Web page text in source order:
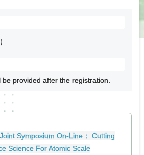
provided after the registration.
Symposium On-Line： Cutting
Science For Atomic Scale